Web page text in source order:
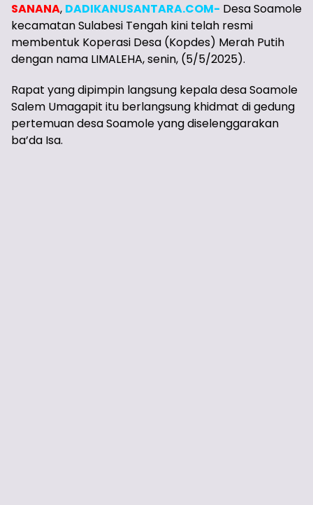
SANANA, DADIKANUSANTARA.COM- Desa Soamole
kecamatan Sulabesi Tengah kini telah resmi
membentuk Koperasi Desa (Kopdes) Merah Putih
dengan nama LIMALEHA, senin, (5/5/2025).
Rapat yang dipimpin langsung kepala desa Soamole
Salem Umagapit itu berlangsung khidmat di gedung
pertemuan desa Soamole yang diselenggarakan
ba’da Isa.